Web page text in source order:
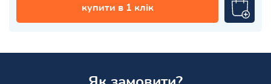
купити в 1 клік